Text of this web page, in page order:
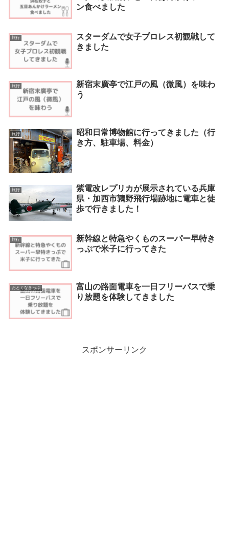
ン食べました
旅行
スターダムで女子プロレス初観戦して
きました
旅行
新宿末廣亭で江戸の風（微風）を味わ
う
旅行
昭和日常博物館に行ってきました（行
き方、駐車場、料金）
旅行
紫電改レプリカが展示されている兵庫
県・加西市鶉野飛行場跡地に電車と徒
歩で行きました！
旅行
新幹線と特急やくものスーパー早特き
っぷで米子に行ってきた
おとくなきっぷ
富山の路面電車を一日フリーパスで乗
り放題を体験してきました
スポンサーリンク